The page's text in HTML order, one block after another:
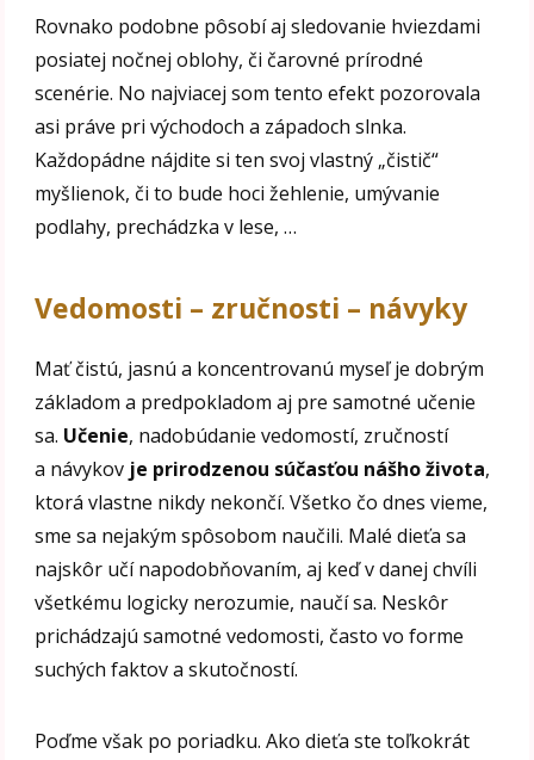
Rovnako podobne pôsobí aj sledovanie hviezdami
posiatej nočnej oblohy, či čarovné prírodné
scenérie. No najviacej som tento efekt pozorovala
asi práve pri východoch a západoch slnka.
Každopádne nájdite si ten svoj vlastný „čistič“
myšlienok, či to bude hoci žehlenie, umývanie
podlahy, prechádzka v lese, …
Vedomosti – zručnosti – návyky
Mať čistú, jasnú a koncentrovanú myseľ je dobrým
základom a predpokladom aj pre samotné učenie
sa. Učenie, nadobúdanie vedomostí, zručností
a návykov je prirodzenou súčasťou nášho života,
ktorá vlastne nikdy nekončí. Všetko čo dnes vieme,
sme sa nejakým spôsobom naučili. Malé dieťa sa
najskôr učí napodobňovaním, aj keď v danej chvíli
všetkému logicky nerozumie, naučí sa. Neskôr
prichádzajú samotné vedomosti, často vo forme
suchých faktov a skutočností.
Poďme však po poriadku. Ako dieťa ste toľkokrát